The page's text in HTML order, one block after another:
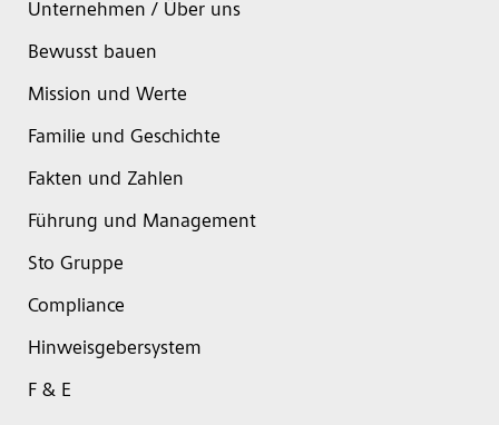
Unternehmen / Über uns
Bewusst bauen
Mission und Werte
Familie und Geschichte
Fakten und Zahlen
Führung und Management
Sto Gruppe
Compliance
Hinweisgebersystem
F & E